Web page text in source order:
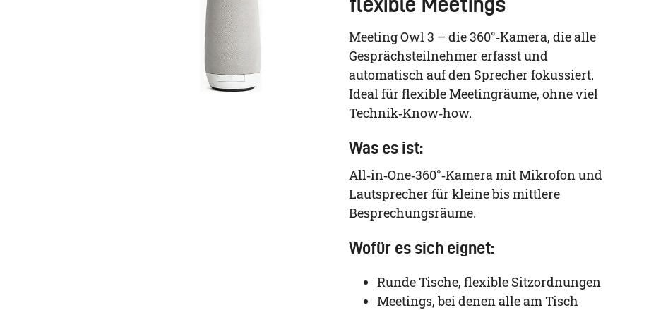
flexible Meetings
Meeting Owl 3 – die 360°‑Kamera, die alle
Gesprächsteilnehmer erfasst und
automatisch auf den Sprecher fokussiert.
Ideal für flexible Meetingräume, ohne viel
Technik‑Know‑how.
Was es ist:
All‑in‑One‑360°‑Kamera mit Mikrofon und
Lautsprecher für kleine bis mittlere
Besprechungsräume.
Wofür es sich eignet:
Runde Tische, flexible Sitzordnungen
Meetings, bei denen alle am Tisch